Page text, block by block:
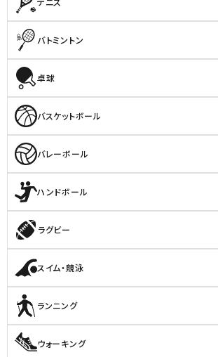
バトミントン
卓球
バスケットボール
バレーボール
ハンドボール
ラグビー
スイム・競泳
ランニング
ウォーキング